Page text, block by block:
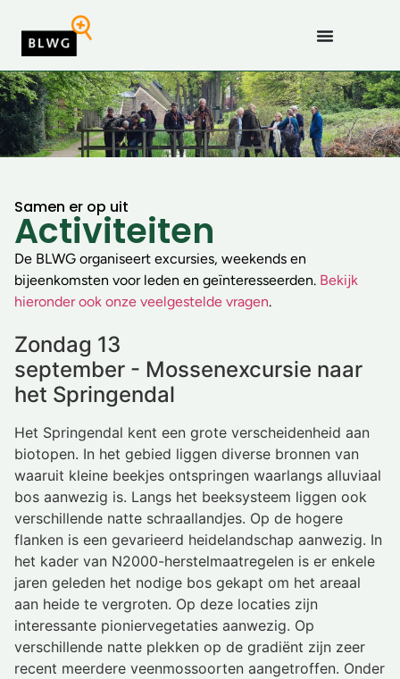
Samen er op uit
Activiteiten
De BLWG organiseert excursies, weekends en
bijeenkomsten voor leden en geïnteresseerden. Bekijk
hieronder ook onze veelgestelde vragen.
Zondag 13
september - Mossenexcursie naar
het Springendal
Het Springendal kent een grote verscheidenheid aan
biotopen. In het gebied liggen diverse bronnen van
waaruit kleine beekjes ontspringen waarlangs alluviaal
bos aanwezig is. Langs het beeksysteem liggen ook
verschillende natte schraallandjes. Op de hogere
flanken is een gevarieerd heidelandschap aanwezig. In
het kader van N2000-herstelmaatregelen is er enkele
jaren geleden het nodige bos gekapt om het areaal
aan heide te vergroten. Op deze locaties zijn
interessante pioniervegetaties aanwezig. Op
verschillende natte plekken op de gradiënt zijn zeer
recent meerdere veenmossoorten aangetroffen. Onder